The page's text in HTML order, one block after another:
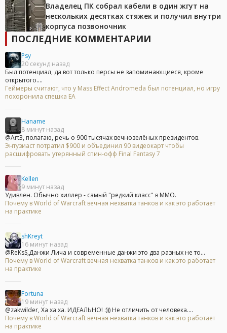
Владелец ПК собрал кабели в один жгут на
нескольких десятках стяжек и получил внутри
корпуса позвоночник
ПОСЛЕДНИЕ КОММЕНТАРИИ
Psy
20 секунд назад
Был потенциал, да вот только персы не запоминающиеся, кроме
открытого....
Геймеры считают, что у Mass Effect Andromeda был потенциал, но игру
похоронила спешка EA
Haname
8 минут назад
@Art3, полагаю, речь о 900 тысячах вечнозелёных президентов.
Энтузиаст потратил $900 и объединил 90 видеокарт чтобы
расшифровать утерянный спин-офф Final Fantasy 7
Kellen
9 минут назад
Удивлён. Обычно хиллер - самый "редкий класс" в ММО.
Почему в World of Warcraft вечная нехватка танков и как это работает
на практике
shKreyt
16 минут назад
@ReKsS,Данжи Лича и современные данжи это два разных не то...
Почему в World of Warcraft вечная нехватка танков и как это работает
на практике
Fortuna
19 минут назад
@zakwilder, Ха ха ха. ИДЕАЛЬНО! :))) Не отличить от человека....
Почему в World of Warcraft вечная нехватка танков и как это работает
на практике